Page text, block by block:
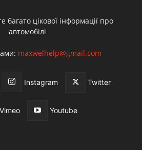
багато цікової інформації про
автомобілі
maxwelhelp@gmail.com
Instagram Twitter
Vimeo Youtube